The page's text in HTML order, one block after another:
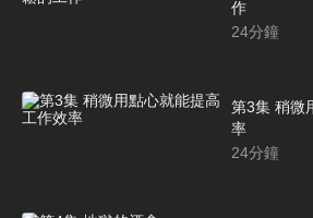
作
24分鐘
第3集 稍微
率
24分鐘